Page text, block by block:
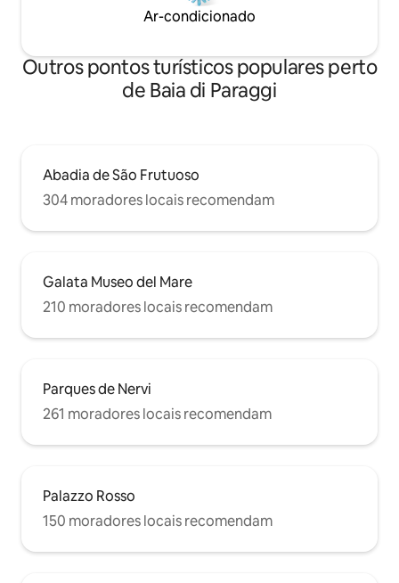
Ar-condicionado
Outros pontos turísticos populares perto
de Baia di Paraggi
Abadia de São Frutuoso
304 moradores locais recomendam
Galata Museo del Mare
210 moradores locais recomendam
Parques de Nervi
261 moradores locais recomendam
Palazzo Rosso
150 moradores locais recomendam